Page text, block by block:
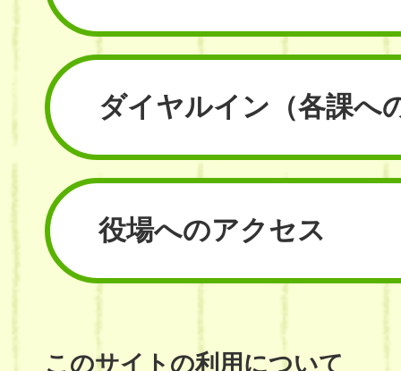
ダイヤルイン （各課へ
役場へのアクセス
このサイトの利用について